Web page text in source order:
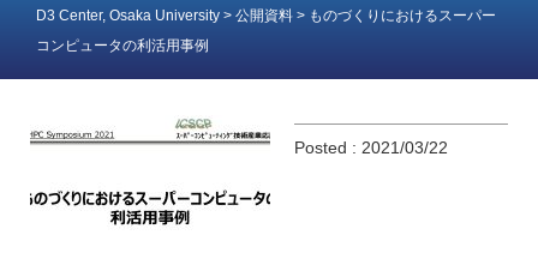
D3 Center, Osaka University > 公開資料 > ものづくりにおけるスーパー
コンピュータの利活用事例
Posted : 2021/03/22